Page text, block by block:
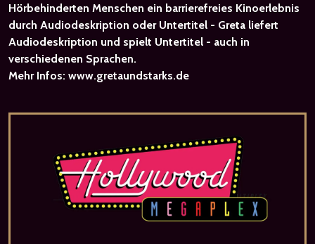
Hörbehinderten Menschen ein barrierefreies Kinoerlebnis
durch Audiodeskription oder Untertitel - Greta liefert
Audiodeskription und spielt Untertitel - auch in
verschiedenen Sprachen.
Mehr Infos: www.gretaundstarks.de